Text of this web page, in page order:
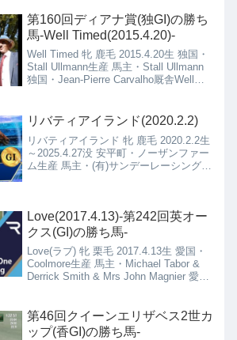
第160回ディアナ賞(独GI)の勝ち
馬-Well Timed(2015.4.20)-
Well Timed 牝 鹿毛 2015.4.20生 独国・
Stall Ullmann生産 馬主・Stall Ullmann
独国・Jean-Pierre Carvalho厩舎Well
リバティアイランド(2020.2.2)
リバティアイランド 牝 鹿毛 2020.2.2生
～2025.4.27没 安平町・ノーザンファー
ム生産 馬主・(有)サンデーレーシング
Love(2017.4.13)-第242回英オー
クス(GI)の勝ち馬-
Love(ラブ) 牝 栗毛 2017.4.13生 愛国・
Coolmore生産 馬主・Michael Tabor &
Derrick Smith & Mrs John Magnier 愛
第46回クイーンエリザベス2世カ
ップ(香GI)の勝ち馬-